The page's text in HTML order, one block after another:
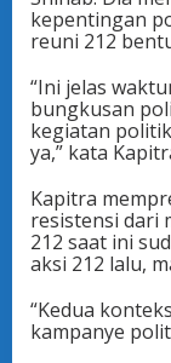
kepentingan
reuni 212
“Ini jelas
bungkusan
kegiatan
ya,” kata
Kapitra
resistensi dari
212 saat ini
aksi 212 lalu,
“Kedua
kampanye